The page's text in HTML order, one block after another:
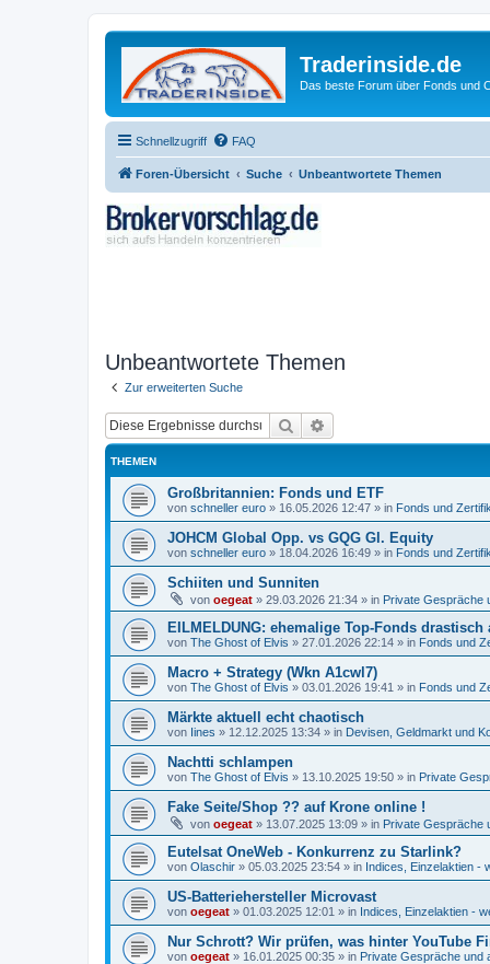
Traderinside.de
Das beste Forum über Fonds und
Schnellzugriff FAQ
Foren-Übersicht Suche Unbeantwortete Themen
Unbeantwortete Themen
Zur erweiterten Suche
Suche
THEMEN
Großbritannien: Fonds und ETF
von schneller euro » 16.05.2026 12:47 » in Fonds und
JOHCM Global Opp. vs GQG Gl. Equity
von schneller euro » 18.04.2026 16:49 » in Fonds und
Schiiten und Sunniten
von oegeat » 29.03.2026 21:34 » in Private Gespräche
EILMELDUNG: ehemalige Top-Fonds
von The Ghost of Elvis » 27.01.2026 22:14 » in Fonds und
Macro + Strategy (Wkn A1cwl7)
von The Ghost of Elvis » 03.01.2026 19:41 » in Fonds und
Märkte aktuell echt chaotisch
von Iines » 12.12.2025 13:34 » in Devisen, Geldmarkt und
Nachtti schlampen
von The Ghost of Elvis » 13.10.2025 19:50 » in Private
Fake Seite/Shop ?? auf Krone online !
von oegeat » 13.07.2025 13:09 » in Private Gespräche
Eutelsat OneWeb - Konkurrenz zu Starlink?
von Olaschir » 05.03.2025 23:54 » in Indices, Einzelaktien -
US-Batteriehersteller Microvast
von oegeat » 01.03.2025 12:01 » in Indices, Einzelaktien -
Nur Schrott? Wir prüfen, was hinter YouTube
von oegeat » 16.01.2025 00:35 » in Private Gespräche und